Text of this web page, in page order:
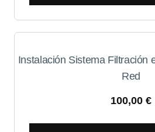
Instalación Sistema Filtración
Red
100,00 €